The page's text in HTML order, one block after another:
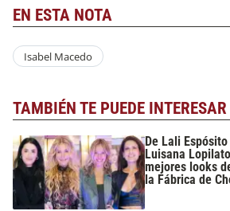
EN ESTA NOTA
Isabel Macedo
TAMBIÉN TE PUEDE INTERESAR
De Lali
Luisana
mejores looks
la Fábrica de